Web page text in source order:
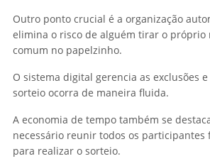
Outro ponto crucial é a organização
elimina o risco de alguém tirar o próprio
comum no papelzinho.
O sistema digital gerencia as exclusões
sorteio ocorra de maneira fluida.
A economia de tempo também se
necessário reunir todos os participantes
para realizar o sorteio.